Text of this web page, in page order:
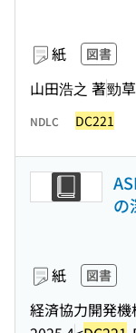
紙 図書
山田浩之 著勁
NDLC DC221
の
紙 図書
経済協力開発